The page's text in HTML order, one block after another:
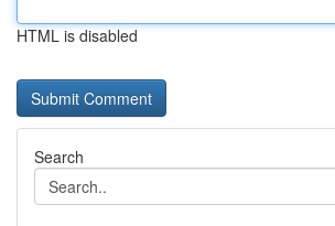
HTML is disabled
Search